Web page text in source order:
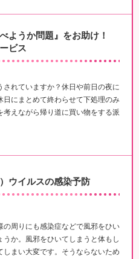
ようか問題』をお助け！
ビス
れていますか？休日や前日の夜に
にまとめて終わらせて下処理のみ
えながら帰り道に買い物をする派
ウイルスの感染予防
周りにも感染症などで風邪をひい
か。風邪をひいてしまうと体もし
まい大変です。そうならないため